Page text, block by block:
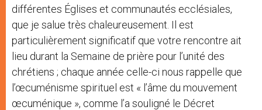
différentes Églises et communautés ecclésiales,
que je salue très chaleureusement. Il est
particulièrement significatif que votre rencontre ait
lieu durant la Semaine de prière pour l’unité des
chrétiens ; chaque année celle-ci nous rappelle que
l’œcuménisme spirituel est « l’âme du mouvement
œcuménique », comme l’a souligné le Décret